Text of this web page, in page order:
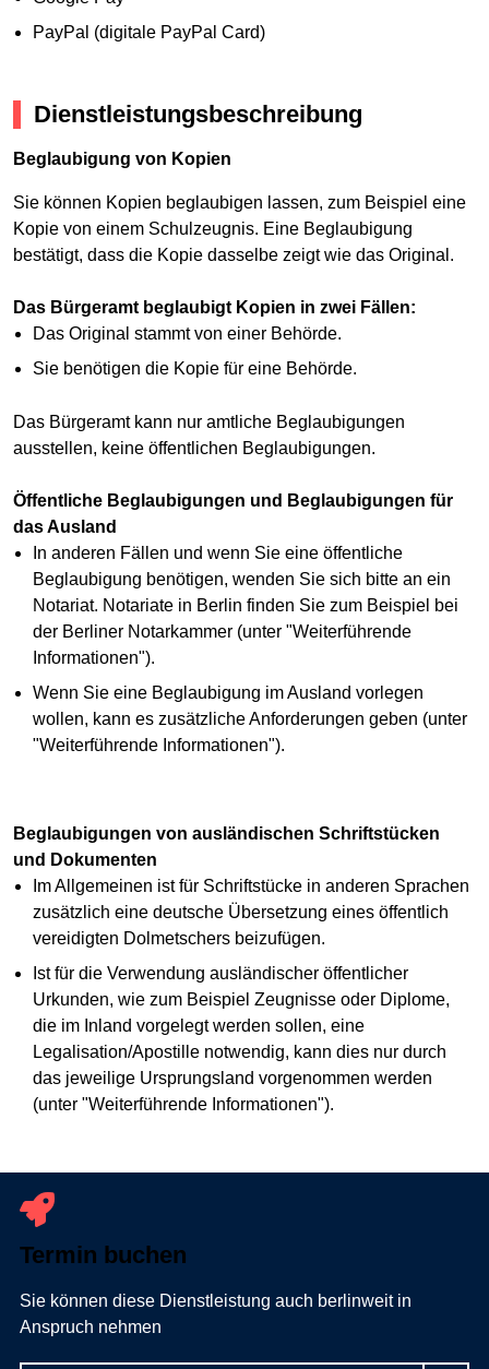
PayPal (digitale PayPal Card)
Dienstleistungsbeschreibung
Beglaubigung von Kopien
Sie können Kopien beglaubigen lassen, zum Beispiel eine
Kopie von einem Schulzeugnis. Eine Beglaubigung
bestätigt, dass die Kopie dasselbe zeigt wie das Original.
Das Bürgeramt beglaubigt Kopien in zwei Fällen:
Das Original stammt von einer Behörde.
Sie benötigen die Kopie für eine Behörde.
Das Bürgeramt kann nur amtliche Beglaubigungen
ausstellen, keine öffentlichen Beglaubigungen.
Öffentliche Beglaubigungen und Beglaubigungen für
das Ausland
In anderen Fällen und wenn Sie eine öffentliche
Beglaubigung benötigen, wenden Sie sich bitte an ein
Notariat. Notariate in Berlin finden Sie zum Beispiel bei
der Berliner Notarkammer (unter "Weiterführende
Informationen").
Wenn Sie eine Beglaubigung im Ausland vorlegen
wollen, kann es zusätzliche Anforderungen geben (unter
"Weiterführende Informationen").
Beglaubigungen von ausländischen Schriftstücken
und Dokumenten
Im Allgemeinen ist für Schriftstücke in anderen Sprachen
zusätzlich eine deutsche Übersetzung eines öffentlich
vereidigten Dolmetschers beizufügen.
Ist für die Verwendung ausländischer öffentlicher
Urkunden, wie zum Beispiel Zeugnisse oder Diplome,
die im Inland vorgelegt werden sollen, eine
Legalisation/Apostille notwendig, kann dies nur durch
das jeweilige Ursprungsland vorgenommen werden
(unter "Weiterführende Informationen").
Termin buchen
Sie können diese Dienstleistung auch berlinweit in
Anspruch nehmen